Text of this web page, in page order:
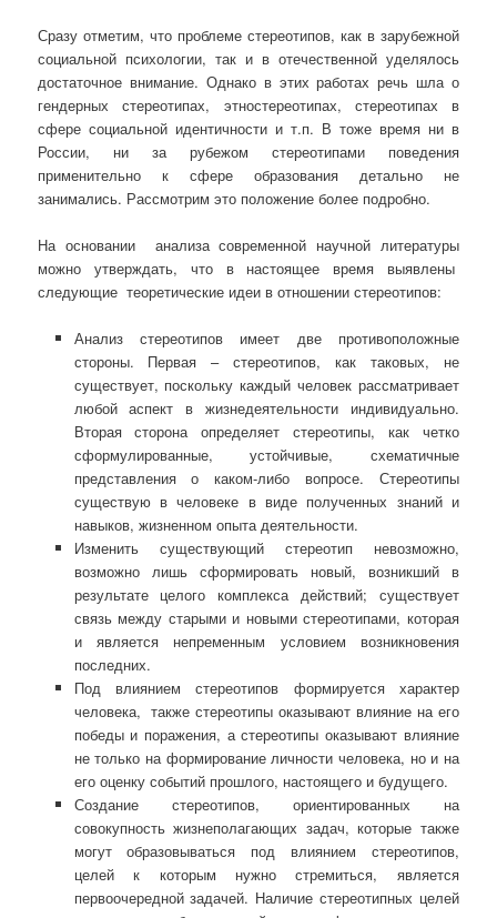
Сразу отметим, что проблеме стереотипов, как в зарубежной
социальной психологии, так и в отечественной уделялось
достаточное внимание. Однако в этих работах речь шла о
гендерных стереотипах, этностереотипах, стереотипах в
сфере социальной идентичности и т.п. В тоже время ни в
России, ни за рубежом стереотипами поведения
применительно к сфере образования детально не
занимались. Рассмотрим это положение более подробно.
На основании анализа современной научной литературы
можно утверждать, что в настоящее время выявлены
следующие теоретические идеи в отношении стереотипов:
Анализ стереотипов имеет две противоположные
стороны. Первая – стереотипов, как таковых, не
существует, поскольку каждый человек рассматривает
любой аспект в жизнедеятельности индивидуально.
Вторая сторона определяет стереотипы, как четко
сформулированные, устойчивые, схематичные
представления о каком-либо вопросе. Стереотипы
существую в человеке в виде полученных знаний и
навыков, жизненном опыта деятельности.
Изменить существующий стереотип невозможно,
возможно лишь сформировать новый, возникший в
результате целого комплекса действий; существует
связь между старыми и новыми стереотипами, которая
и является непременным условием возникновения
последних.
Под влиянием стереотипов формируется характер
человека, также стереотипы оказывают влияние на его
победы и поражения, а стереотипы оказывают влияние
не только на формирование личности человека, но и на
его оценку событий прошлого, настоящего и будущего.
Создание стереотипов, ориентированных на
совокупность жизнеполагающих задач, которые также
могут образовываться под влиянием стереотипов,
целей к которым нужно стремиться, является
первоочередной задачей. Наличие стереотипных целей